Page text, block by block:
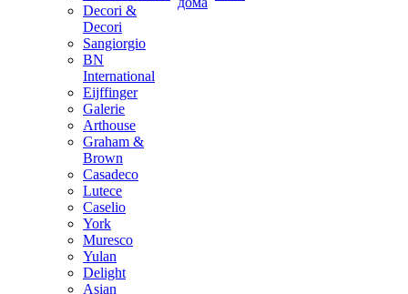
Decori &
Decori
Sangiorgio
BN
International
Eijffinger
Galerie
Arthouse
Graham &
Brown
Casadeco
Lutece
Caselio
York
Muresco
Yulan
Delight
Asian